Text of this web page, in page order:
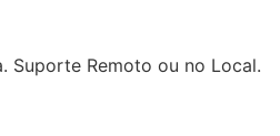
Suporte Remoto ou no Local.